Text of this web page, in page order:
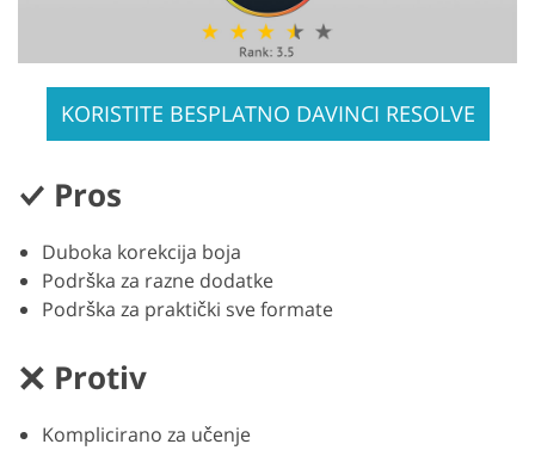
KORISTITE BESPLATNO DAVINCI RESOLVE
Pros
Duboka korekcija boja
Podrška za razne dodatke
Podrška za praktički sve formate
Protiv
Komplicirano za učenje